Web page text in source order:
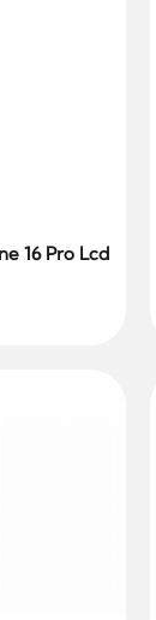
16 Pro Lcd